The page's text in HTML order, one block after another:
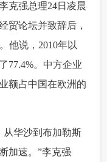
强总理24日凌晨
贸论坛并致辞后，
他说，2010年以
77.4%。中方企业
额占中国在欧洲的
华沙到布加勒斯
加速。”李克强